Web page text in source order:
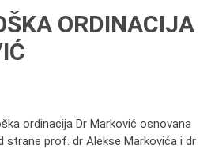
ORDINACIJA
ordinacija Dr Marković osnovana
strane prof. dr Alekse Markovića i dr